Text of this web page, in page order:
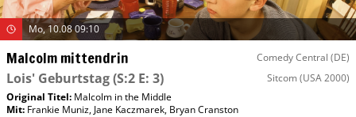
Mo, 10.08 09:10
Malcolm mittendrin Comedy Central (DE)
Lois' Geburtstag(S:2 E: 3) Sitcom (USA 2000)
Original Titel: Malcolm in the Middle
Mit: Frankie Muniz, Jane Kaczmarek, Bryan Cranston